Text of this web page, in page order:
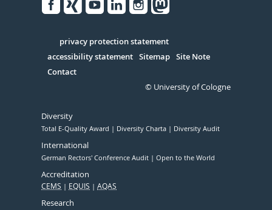
Serivce
privacy protection statement
accessibility statement Sitemap Site Note
Contact
© University of Cologne
Diversity
Total E-Quality Award Diversity Charta Diversity Audit
International
German Rectors' Conference Audit Open to the World
Accreditation
CEMS EQUIS AQAS
Research